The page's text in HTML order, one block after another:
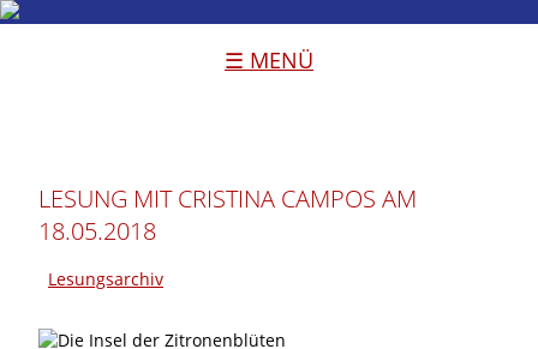
☰ MENÜ
LESUNG MIT CRISTINA CAMPOS AM
18.05.2018
Lesungsarchiv